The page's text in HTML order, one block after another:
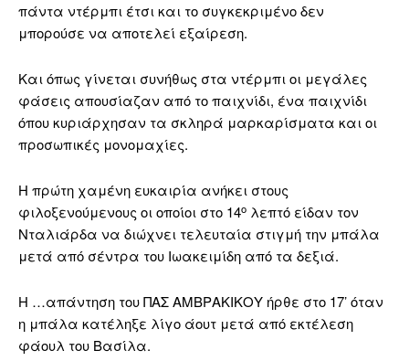
πάντα ντέρμπι έτσι και το συγκεκριμένο δεν
μπορούσε να αποτελεί εξαίρεση.
Και όπως γίνεται συνήθως στα ντέρμπι οι μεγάλες
φάσεις απουσίαζαν από το παιχνίδι, ένα παιχνίδι
όπου κυριάρχησαν τα σκληρά μαρκαρίσματα και οι
προσωπικές μονομαχίες.
Η πρώτη χαμένη ευκαιρία ανήκει στους
φιλοξενούμενους οι οποίοι στο 14ο λεπτό είδαν τον
Νταλιάρδα να διώχνει τελευταία στιγμή την μπάλα
μετά από σέντρα του Ιωακειμίδη από τα δεξιά.
Η …απάντηση του ΠΑΣ ΑΜΒΡΑΚΙΚΟΥ ήρθε στο 17’ όταν
η μπάλα κατέληξε λίγο άουτ μετά από εκτέλεση
φάουλ του Βασίλα.